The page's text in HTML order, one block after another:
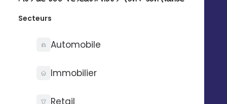
Secteurs
Automobile
Immobilier
Retail
+0.5